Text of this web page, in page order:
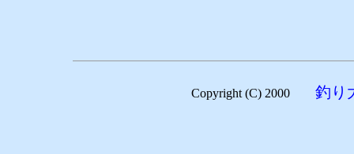
Copyright (C) 2000 釣り